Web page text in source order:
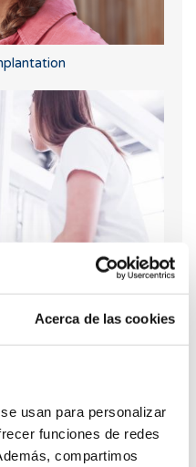
Acerca de las cookies
usan para personalizar
funciones de redes
compartimos
assistierten